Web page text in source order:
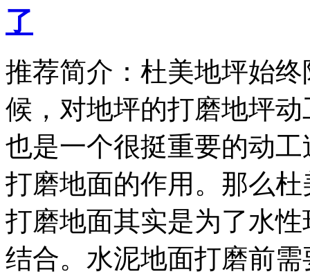
了
推荐简介：杜美地坪始
候，对地坪的打磨地坪
也是一个很挺重要的动
打磨地面的作用。那么
打磨地面其实是为了水
结合。水泥地面打磨前